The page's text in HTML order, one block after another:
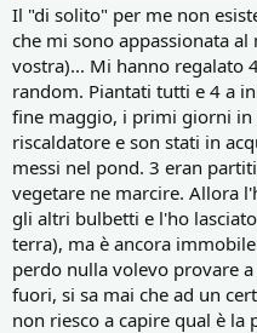
Il "di solito" per me non
che mi sono appassionata
vostra)... Mi hanno regalato
random. Piantati tutti e 4 a
fine maggio, i primi giorni in
riscaldatore e son stati in
messi nel pond. 3 eran
vegetare ne marcire. Allora
gli altri bulbetti e l'ho
terra), ma è ancora
perdo nulla volevo provare
fuori, si sa mai che ad un
non riesco a capire qual è la